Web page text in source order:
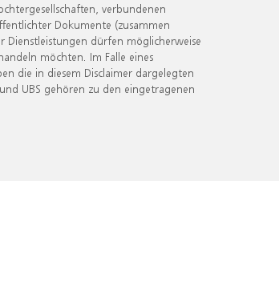
verbundenen
Dokumente (zusammen
Dienstleistungen dürfen möglicherweise
möchten. Im Falle eines
die in diesem Disclaimer dargelegten
UBS gehören zu den eingetragenen